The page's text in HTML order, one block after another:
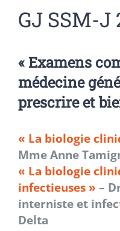
GJ SSM-J
« Examens
médecine
prescrire et
« La biologie
Mme Anne
« La biologie
infectieuses » –
interniste et
Delta